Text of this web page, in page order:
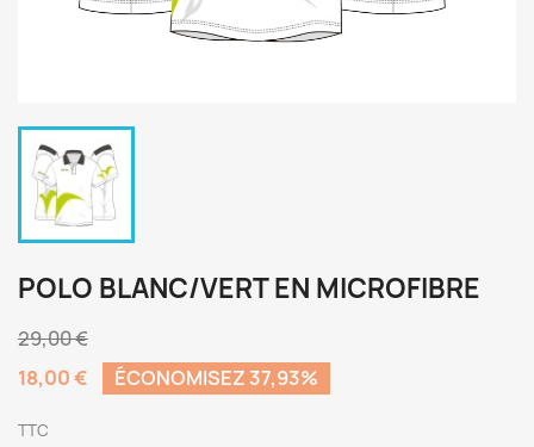
POLO BLANC/VERT EN MICROFIBRE
29,00 €
18,00 €
ÉCONOMISEZ 37,93%
TTC